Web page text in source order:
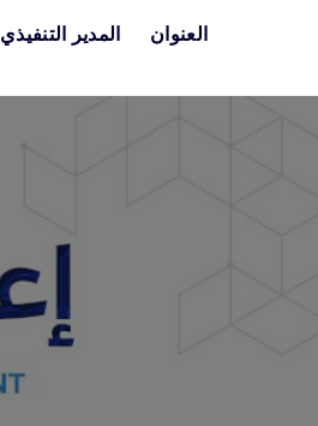
الأمير عبدالمجيد النموذجية بجدة
العنوان المدير التنفيذي